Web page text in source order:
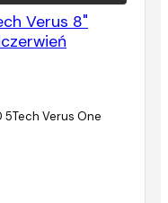
Verus 8"
Verus One